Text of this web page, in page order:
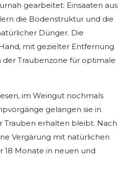
gearbeitet: Einsaaten aus
die Bodenstruktur und die
Dünger. Die
mit gezielter Entfernung
Traubenzone für optimale
im Weingut nochmals
gelangen sie in
Trauben erhalten bleibt. Nach
Vergärung mit natürlichen
18 Monate in neuen und